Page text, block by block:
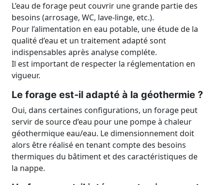
L’eau de forage peut couvrir une grande partie des
besoins (arrosage, WC, lave‑linge, etc.).
Pour l’alimentation en eau potable, une étude de la
qualité d’eau et un traitement adapté sont
indispensables après analyse compléte.
Il est important de respecter la réglementation en
vigueur.
Le forage est‑il adapté à la géothermie ?
Oui, dans certaines configurations, un forage peut
servir de source d’eau pour une pompe à chaleur
géothermique eau/eau. Le dimensionnement doit
alors être réalisé en tenant compte des besoins
thermiques du bâtiment et des caractéristiques de
la nappe.